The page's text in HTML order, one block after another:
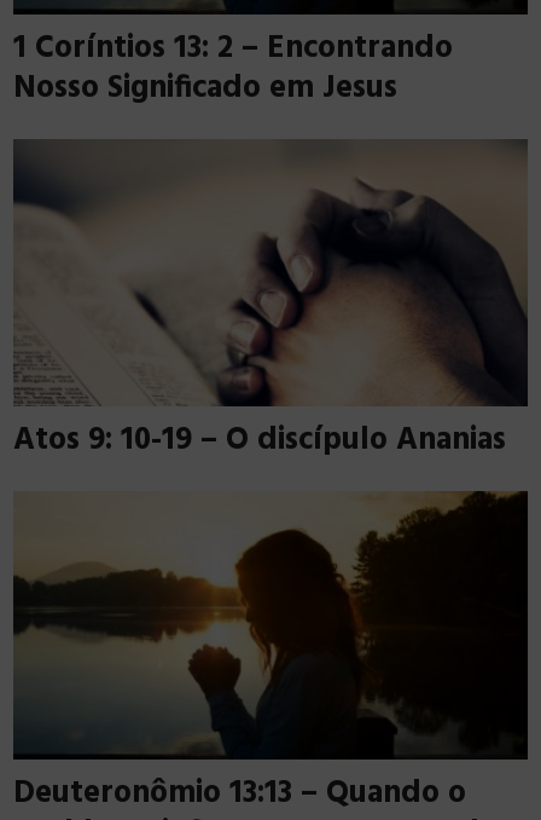
1 Coríntios 13: 2 – Encontrando
Nosso Significado em Jesus
Atos 9: 10-19 – O discípulo Ananias
Deuteronômio 13:13 – Quando o